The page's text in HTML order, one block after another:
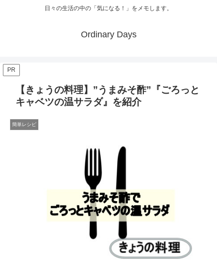
日々の生活の中の「気になる！」をメモします。
Ordinary Days
PR
【きょうの料理】”うまみそ酢”『ごろっと
キャベツの温サラダ』を紹介
簡単レシピ